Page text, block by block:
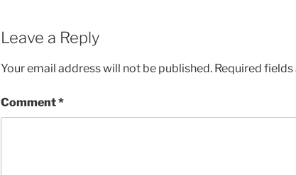
Leave a Reply
Your email address will not be published. Required
Comment*